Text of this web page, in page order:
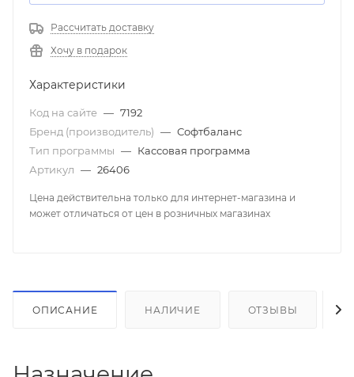
Рассчитать доставку
Хочу в подарок
Характеристики
Код на сайте — 7192
Бренд (производитель) — Софтбаланс
Тип программы — Кассовая программа
Артикул — 26406
Цена действительна только для интернет-магазина и
может отличаться от цен в розничных магазинах
ОПИСАНИЕ НАЛИЧИЕ ОТЗЫВЫ